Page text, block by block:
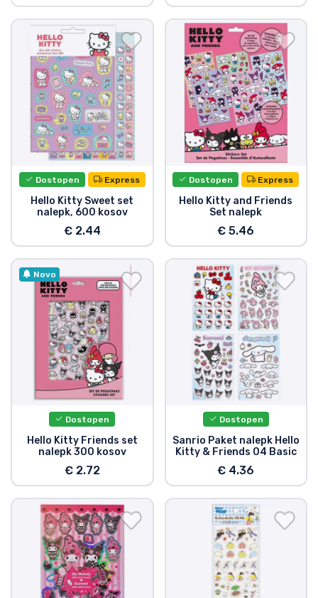
Dostopen Express
Hello Kitty Sweet set
nalepk, 600 kosov
€ 2.44
Dostopen Express
Hello Kitty and Friends
Set nalepk
€ 5.46
Novo
Dostopen
Hello Kitty Friends set
nalepk 300 kosov
€ 2.72
Dostopen
Sanrio Paket nalepk Hello
Kitty & Friends 04 Basic
€ 4.36